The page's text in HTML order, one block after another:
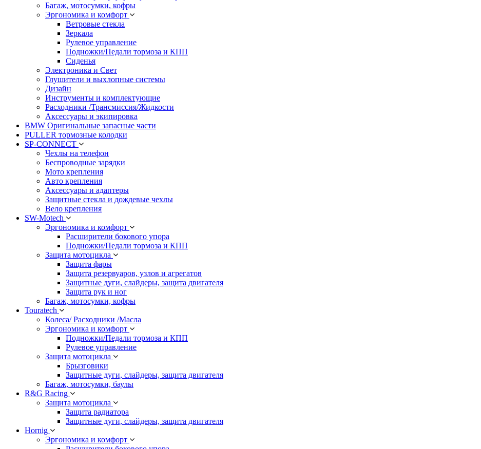
Багаж, мотосумки, кофры
Эргономика и комфорт
Ветровые стекла
Зеркала
Рулевое управление
Подножки/Педали тормоза и КПП
Сиденья
Электроника и Свет
Глушители и выхлопные системы
Дизайн
Инструменты и комплектующие
Расходники /Трансмиссия/Жидкости
Аксессуары и экипировка
BMW Оригинальные запасные части
PULLER тормозные колодки
SP-CONNECT
Чехлы на телефон
Беспроводные зарядки
Мото крепления
Авто крепления
Аксессуары и адаптеры
Защитные стекла и дождевые чехлы
Вело крепления
SW-Motech
Эргономика и комфорт
Расширители бокового упора
Подножки/Педали тормоза и КПП
Защита мотоцикла
Защита фары
Защита резервуаров, узлов и агрегатов
Защитные дуги, слайдеры, защита двигателя
Защита рук и ног
Багаж, мотосумки, кофры
Touratech
Колеса/ Расходники /Масла
Эргономика и комфорт
Подножки/Педали тормоза и КПП
Рулевое управление
Защита мотоцикла
Брызговики
Защитные дуги, слайдеры, защита двигателя
Багаж, мотосумки, баулы
R&G Racing
Защита мотоцикла
Защита радиатора
Защитные дуги, слайдеры, защита двигателя
Hornig
Эргономика и комфорт